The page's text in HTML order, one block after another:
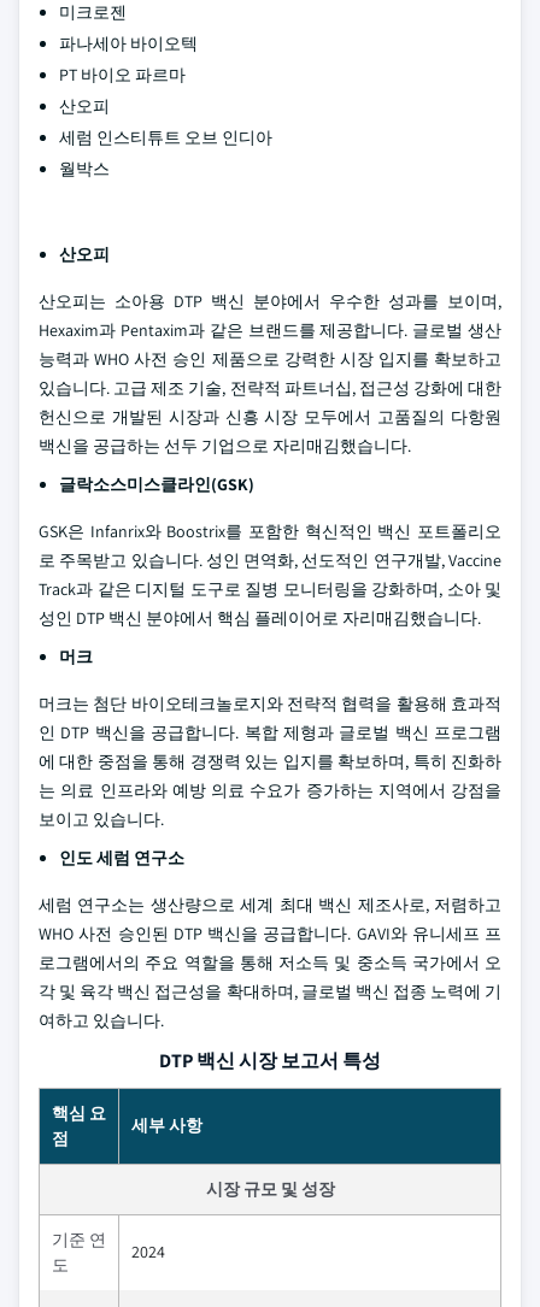
미크로젠
파나세아 바이오텍
PT 바이오 파르마
산오피
세럼 인스티튜트 오브 인디아
월박스
산오피
산오피는 소아용 DTP 백신 분야에서 우수한 성과를 보이며,
Hexaxim과 Pentaxim과 같은 브랜드를 제공합니다. 글로벌 생산
능력과 WHO 사전 승인 제품으로 강력한 시장 입지를 확보하고
있습니다. 고급 제조 기술, 전략적 파트너십, 접근성 강화에 대한
헌신으로 개발된 시장과 신흥 시장 모두에서 고품질의 다항원
백신을 공급하는 선두 기업으로 자리매김했습니다.
글락소스미스클라인(GSK)
GSK은 Infanrix와 Boostrix를 포함한 혁신적인 백신 포트폴리오
로 주목받고 있습니다. 성인 면역화, 선도적인 연구개발, Vaccine
Track과 같은 디지털 도구로 질병 모니터링을 강화하며, 소아 및
성인 DTP 백신 분야에서 핵심 플레이어로 자리매김했습니다.
머크
머크는 첨단 바이오테크놀로지와 전략적 협력을 활용해 효과적
인 DTP 백신을 공급합니다. 복합 제형과 글로벌 백신 프로그램
에 대한 중점을 통해 경쟁력 있는 입지를 확보하며, 특히 진화하
는 의료 인프라와 예방 의료 수요가 증가하는 지역에서 강점을
보이고 있습니다.
인도 세럼 연구소
세럼 연구소는 생산량으로 세계 최대 백신 제조사로, 저렴하고
WHO 사전 승인된 DTP 백신을 공급합니다. GAVI와 유니세프 프
로그램에서의 주요 역할을 통해 저소득 및 중소득 국가에서 오
각 및 육각 백신 접근성을 확대하며, 글로벌 백신 접종 노력에 기
여하고 있습니다.
DTP 백신 시장 보고서 특성
핵심 요
점
세부 사항
시장 규모 및 성장
기준 연
도
2024